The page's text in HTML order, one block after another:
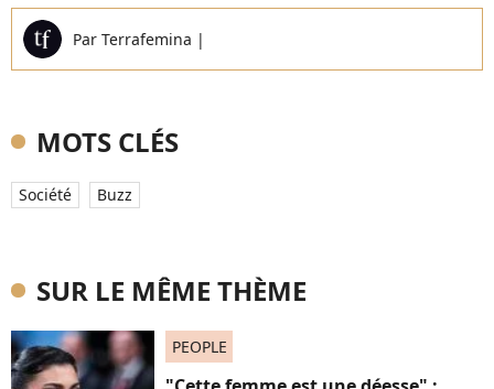
Par Terrafemina |
MOTS CLÉS
Société Buzz
SUR LE MÊME THÈME
PEOPLE